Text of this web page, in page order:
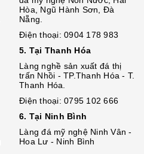
Hòa, Ngũ Hành Sơn, Đà
Nẵng.
Điện thoại: 0904 178 983
5. Tại Thanh Hóa
Làng nghề sản xuất đá thị
trấn Nhồi - TP.Thanh Hóa - T.
Thanh Hóa.
Điện thoại: 0795 102 666
6. Tại Ninh Bình
Làng đá mỹ nghệ Ninh Vân -
Hoa Lư - Ninh Bình